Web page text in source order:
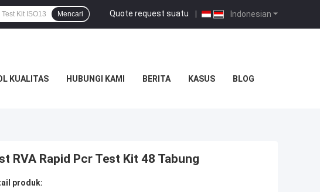
Indonesian
Quote request suatu |
Mencari
KUALITAS HUBUNGI KAMI BERITA KASUS BLOG
RVA Rapid Pcr Test Kit 48 Tabung
produk: